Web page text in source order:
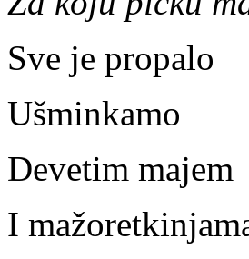
Sve je propalo
Ušminkamo
Devetim majem
I